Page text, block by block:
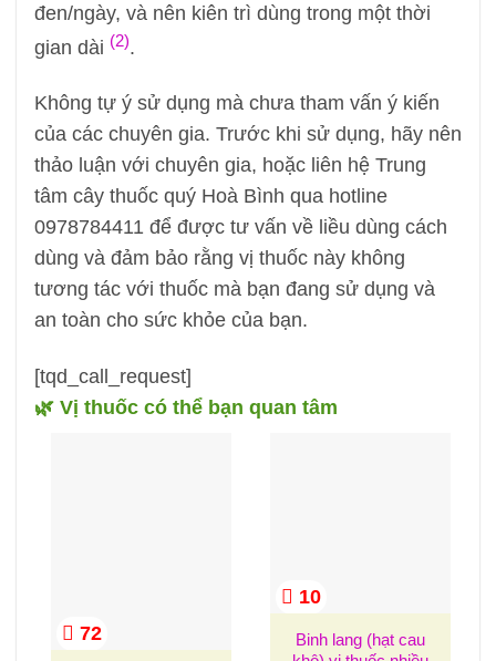
đen/ngày, và nên kiên trì dùng trong một thời
gian dài (2).
Không tự ý sử dụng mà chưa tham vấn ý kiến
của các chuyên gia. Trước khi sử dụng, hãy nên
thảo luận với chuyên gia, hoặc liên hệ Trung
tâm cây thuốc quý Hoà Bình qua hotline
0978784411 để được tư vấn về liều dùng cách
dùng và đảm bảo rằng vị thuốc này không
tương tác với thuốc mà bạn đang sử dụng và
an toàn cho sức khỏe của bạn.
[tqd_call_request]
🌿 Vị thuốc có thể bạn quan tâm
72
10
Binh lang (hạt cau